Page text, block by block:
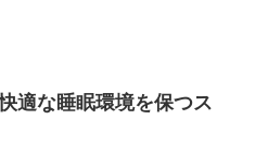
適な睡眠環境を保つス